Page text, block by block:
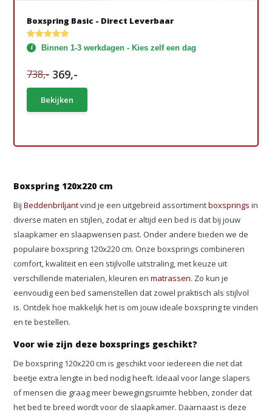
Boxspring Basic - Direct Leverbaar
Binnen 1-3 werkdagen - Kies zelf een dag
738,- 369,-
Bekijken
Boxspring 120x220 cm
BijBeddenbriljantvind je een uitgebreid assortimentboxsprings in
diverse maten en stijlen, zodat er altijd een bed is dat bij jouw
slaapkamer en slaapwensen past. Onder andere bieden we de
populaire boxspring 120x220 cm. Onze boxsprings combineren
comfort, kwaliteit en een stijlvolle uitstraling, met keuze uit
verschillende materialen, kleuren enmatrassen. Zo kun je
eenvoudig een bed samenstellen dat zowel praktisch als stijlvol
is. Ontdek hoe makkelijk het is om jouw ideale boxspring te vinden
en te bestellen.
Voor wie zijn deze boxsprings geschikt?
De boxspring 120x220 cm is geschikt voor iedereen die net dat
beetje extra lengte in bed nodig heeft. Ideaal voor lange slapers
of mensen die graag meer bewegingsruimte hebben, zonder dat
het bed te breed wordt voor de slaapkamer. Daarnaast is deze